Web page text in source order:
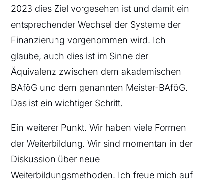
2023 dies Ziel vorgesehen ist und damit ein
entsprechender Wechsel der Systeme der
Finanzierung vorgenommen wird. Ich
glaube, auch dies ist im Sinne der
Äquivalenz zwischen dem akademischen
BAföG und dem genannten Meister-BAföG.
Das ist ein wichtiger Schritt.
Ein weiterer Punkt. Wir haben viele Formen
der Weiterbildung. Wir sind momentan in der
Diskussion über neue
Weiterbildungsmethoden. Ich freue mich auf